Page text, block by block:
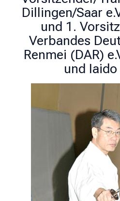
Dillingen/Saar
und 1.
Verbandes
Renmei (DAR)
und